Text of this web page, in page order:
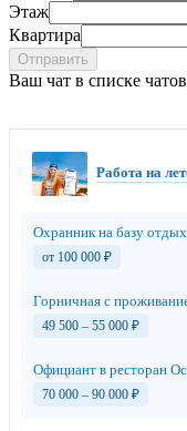
Этаж
Квартира
Отправить
Ваш чат в списке
Работа на
Охранник на базу
от 100 000 ₽
Горничная с
49 500 – 55 000 ₽
Официант в ресторан
70 000 – 90 000 ₽